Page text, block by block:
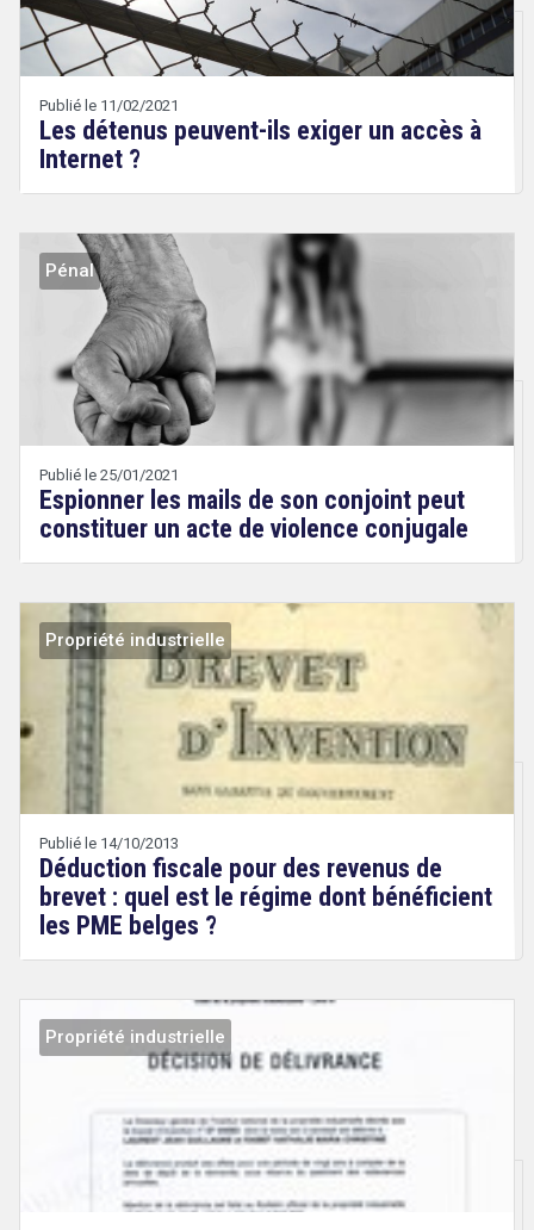
Publié le 11/02/2021
Les détenus peuvent-ils exiger un accès à
Internet ?
Droit
Technologies
Etienne
Pénal
Publié le 25/01/2021
Espionner les mails de son conjoint peut
constituer un acte de violence conjugale
Technologies
Propriété industrielle
Publié le 14/10/2013
Déduction fiscale pour des revenus de
brevet : quel est le régime dont bénéficient
les PME belges ?
Technologies
Propriété industrielle